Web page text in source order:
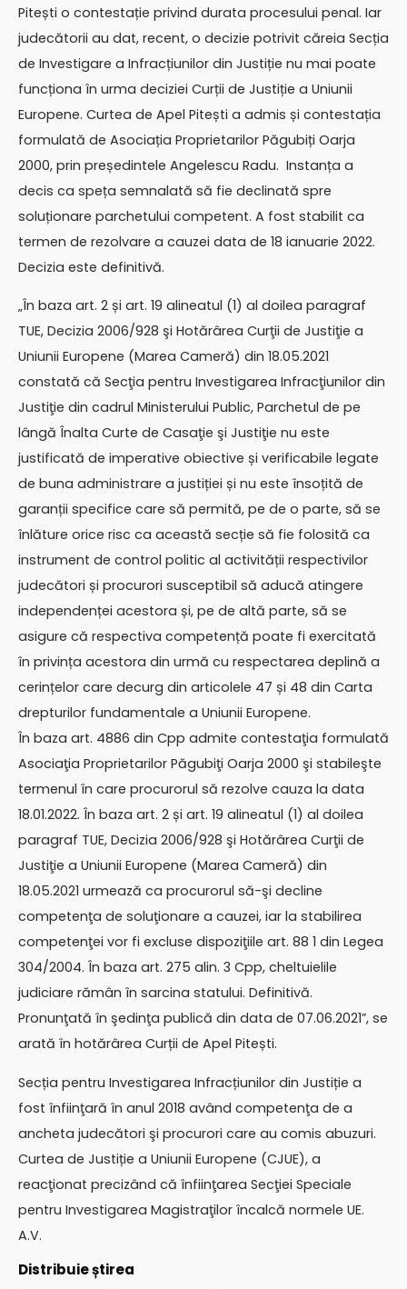
Pitești o contestație privind durata procesului penal. Iar
judecătorii au dat, recent, o decizie potrivit căreia Secția
de Investigare a Infracțiunilor din Justiție nu mai poate
funcționa în urma deciziei Curții de Justiție a Uniunii
Europene. Curtea de Apel Pitești a admis și contestația
formulată de Asociația Proprietarilor Păgubiți Oarja
2000, prin președintele Angelescu Radu. Instanța a
decis ca speța semnalată să fie declinată spre
soluționare parchetului competent. A fost stabilit ca
termen de rezolvare a cauzei data de 18 ianuarie 2022.
Decizia este definitivă.
„În baza art. 2 și art. 19 alineatul (1) al doilea paragraf
TUE, Decizia 2006/928 şi Hotărârea Curţii de Justiţie a
Uniunii Europene (Marea Cameră) din 18.05.2021
constată că Secţia pentru Investigarea Infracţiunilor din
Justiţie din cadrul Ministerului Public, Parchetul de pe
lângă Înalta Curte de Casaţie şi Justiţie nu este
justificată de imperative obiective și verificabile legate
de buna administrare a justiției și nu este însoțită de
garanții specifice care să permită, pe de o parte, să se
înlăture orice risc ca această secție să fie folosită ca
instrument de control politic al activității respectivilor
judecători și procurori susceptibil să aducă atingere
independenței acestora și, pe de altă parte, să se
asigure că respectiva competență poate fi exercitată
în privința acestora din urmă cu respectarea deplină a
cerințelor care decurg din articolele 47 și 48 din Carta
drepturilor fundamentale a Uniunii Europene.
În baza art. 4886 din Cpp admite contestaţia formulată
Asociaţia Proprietarilor Păgubiţi Oarja 2000 şi stabileşte
termenul în care procurorul să rezolve cauza la data
18.01.2022. În baza art. 2 și art. 19 alineatul (1) al doilea
paragraf TUE, Decizia 2006/928 şi Hotărârea Curţii de
Justiţie a Uniunii Europene (Marea Cameră) din
18.05.2021 urmează ca procurorul să-şi decline
competenţa de soluţionare a cauzei, iar la stabilirea
competenţei vor fi excluse dispoziţiile art. 88 1 din Legea
304/2004. În baza art. 275 alin. 3 Cpp, cheltuielile
judiciare rămân în sarcina statului. Definitivă.
Pronunţată în şedinţa publică din data de 07.06.2021”, se
arată în hotărârea Curții de Apel Pitești.
Secția pentru Investigarea Infracțiunilor din Justiție a
fost înfiinţară în anul 2018 având competenţa de a
ancheta judecători şi procurori care au comis abuzuri.
Curtea de Justiție a Uniunii Europene (CJUE), a
reacţionat precizând că înfiinţarea Secţiei Speciale
pentru Investigarea Magistraţilor încalcă normele UE.
A.V.
Distribuie știrea